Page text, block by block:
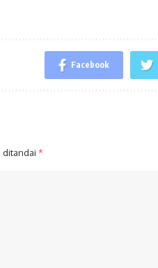
Facebook
ditandai *